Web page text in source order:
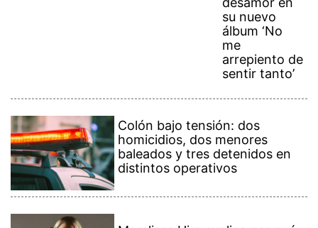
su nuevo
álbum ‘No
me
arrepiento de
sentir tanto’
Colón bajo tensión: dos
homicidios, dos menores
baleados y tres detenidos en
distintos operativos